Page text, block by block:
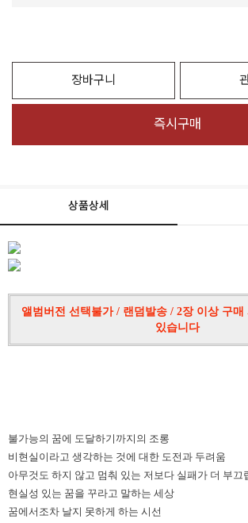
장바구니
즉시구매
상품상세
앨범버전 선택불가 / 랜덤발송 / 2장 이상 구
있습니다
불가능의 꿈에 도달하기까지의 조롱
비현실이라고 생각하는 것에 대한 도전과 두려움
아무것도 하지 않고 멈춰 있는 저보다 실패가 더 부끄
현실성 있는 꿈을 꾸라고 말하는 세상
꿈에서조차 날지 못하게 하는 시선